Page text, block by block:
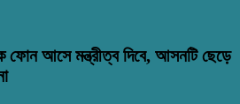
ফোন আসে মন্ত্রীত্ব দিবে, আসনটি ছেড়ে